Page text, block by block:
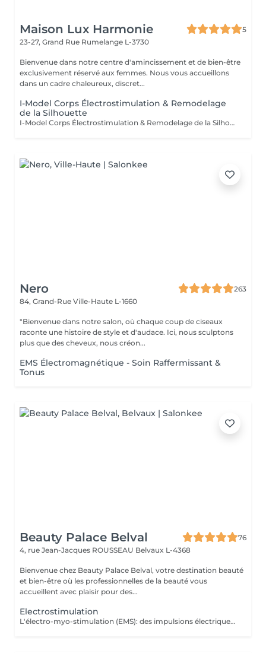
Maison Lux Harmonie
5
23-27, Grand Rue Rumelange L-3730
Bienvenue dans notre centre d'amincissement et de bien-être
exclusivement réservé aux femmes. Nous vous accueillons
dans un cadre chaleureux, discret...
I-Model Corps Électrostimulation & Remodelage
de la Silhouette
I-Model Corps Électrostimulation & Remodelage de la Silhouette Le soin i-Model Corps est une technologie d'électrostimulation de dernière génération qui associe différents courants spécifiques pour solliciter les muscles en profondeur. Cette méthode non invasive permet de tonifier les muscles, raffermir les tissus et accompagner le remodelage de la silhouette, sans chirurgie ni temps de récupération. En provoquant des contractions musculaires ciblées, comparables à un entraînement intensif, l'i-Model stimule les muscles tout en favorisant la circulation sanguine et le drainage lymphatique. Ce soin est idéal pour compléter une activité physique ou pour retrouver une silhouette plus tonique. Les bienfaits du soin Tonifie et renforce les muscles. Raffermit les tissus et améliore la fermeté de la peau. Aide à redessiner la silhouette. Favorise le drainage lymphatique. Stimule la circulation sanguine. Contribue à réduire l'aspect de la cellulite. Améliore la qualité et la tonicité de la peau. Procure une sensation de légèreté et de bien-être. Zones pouvant être traitées Abdomen Taille Hanches Fesses Cuisses Bras Mollets Déroulement d'une séance Après un bilan personnalisé, les électrodes sont placées sur les zones à traiter. Les programmes sont adaptés à vos objectifs et à votre niveau de confort afin d'offrir un traitement efficace et progressif. La séance est confortable, sans douleur et ne nécessite aucune éviction sociale. Vous pouvez reprendre vos activités immédiatement après le soin. Résultats Les résultats évoluent progressivement et varient selon chaque personne, en fonction de son mode de vie, de sa condition physique et de ses objectifs. Un protocole d'au moins 6 séances est recommandé pour commencer à observer les premiers résultats visibles. Pour optimiser et prolonger les effets, il est conseillé de suivre le programme personnalisé proposé par votre praticien, en complément d'une alimentation équilibrée, d'une bonne hydratation et d'une activité physique régulière. Pour qui ? Le soin i-Model Corps est recommandé aux personnes qui souhaitent : Tonifier leur musculature. Raffermir leur peau. Améliorer l'aspect de leur silhouette. Accompagner une perte de volume ou un programme sportif. Réduire visiblement l'aspect de la cellulite. Retrouver une sensation de tonicité et de fermeté. i-Model Corps est une solution innovante qui allie technologie, confort et efficacité pour accompagner durablement votre objectif de remodelage corporel.
Nero
263
84, Grand-Rue Ville-Haute L-1660
"Bienvenue dans notre salon, où chaque coup de ciseaux
raconte une histoire de style et d'audace. Ici, nous sculptons
plus que des cheveux, nous créon...
EMS Électromagnétique - Soin Raffermissant &
Tonus
Beauty Palace Belval
76
4, rue Jean-Jacques ROUSSEAU Belvaux L-4368
Bienvenue chez Beauty Palace Belval, votre destination beauté
et bien-être où les professionnelles de la beauté vous
accueillent avec plaisir pour des...
Electrostimulation
L'électro-myo-stimulation (EMS): des impulsions électriques appliquées via des électrodes pour contracter les muscles. Objectifs: *Tonification musculaire *Raffermissement *Perte de cellulite *Affine la silhouette *Complète un entraînement sportif